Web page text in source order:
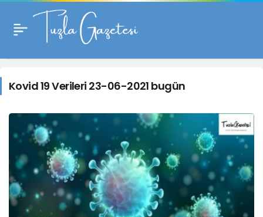
Kovid
19
Verileri
23-
06-
2021
Kovid 19 Verileri 23-06-2021 bugün